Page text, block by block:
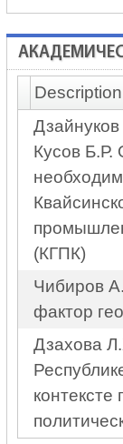
Description
Кусов Б.Р.
(КГПК)
Чибиров
фактор
Дзахова
контексте